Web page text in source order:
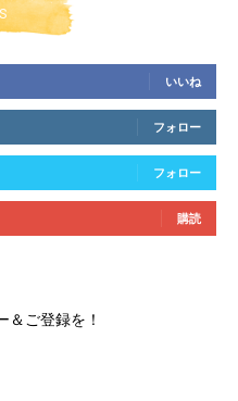
いいね
フォロー
フォロー
購読
ご登録を！